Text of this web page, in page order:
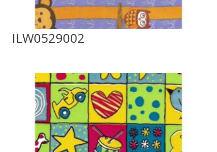
ILW0529002